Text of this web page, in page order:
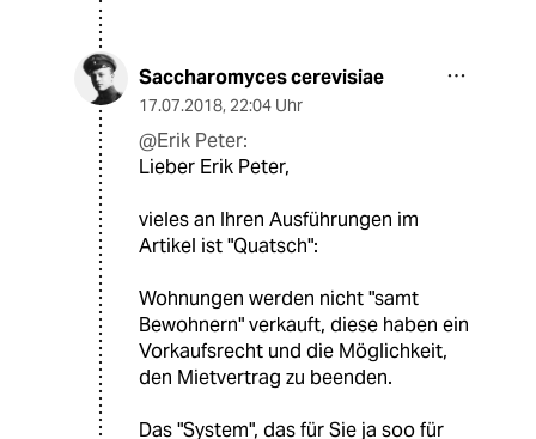
Saccharomyces cerevisiae
17.07.2018, 22:04 Uhr
@Erik Peter:
Lieber Erik Peter,
vieles an Ihren Ausführungen im
Artikel ist "Quatsch":
Wohnungen werden nicht "samt
Bewohnern" verkauft, diese haben ein
Vorkaufsrecht und die Möglichkeit,
den Mietvertrag zu beenden.
Das "System", das für Sie ja soo für